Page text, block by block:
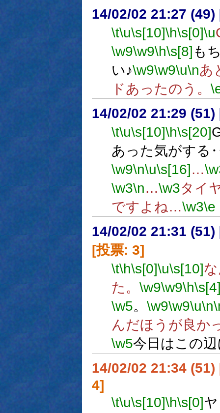
14/02/02 21:27 (49)
\t\u\s[10]\h\s[0]\u
\w9\w9\h\s[8] も
い♪\w9\w9\u\nあ
ドあったのう。
14/02/02 21:29 (51)
\t\u\s[10]\h\s[20]
あった気がする
\w9\n\u\s[16]…
\w3\n…\w3タイ
ですよね…\w3\e
14/02/02 21:31 (51)
[投票: 3]
\t\h\s[0]\u\s[10]
た。 \w9\w9\h
\w5。 \w9\w9\u\n
んだほうが良か
\w5今日はこの
14/02/02 21:34 (51)
4]
\t\u\s[10]\h\s[0]